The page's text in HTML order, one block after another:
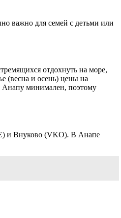
важно для семей с детьми или
отдохнуть на море,
(весна и осень) цены на
Анапу минимален, поэтому
и Внуково (VKO). В Анапе